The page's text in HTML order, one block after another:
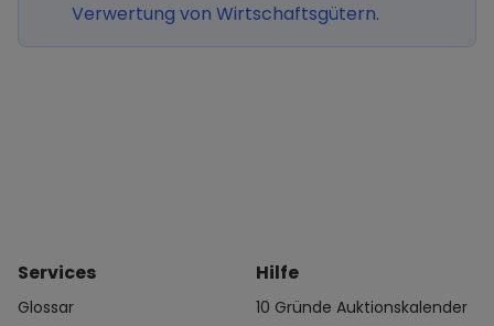
Verwertung von Wirtschaftsgütern.
Services
Glossar
Hilfe
10 Gründe Auktionskalender